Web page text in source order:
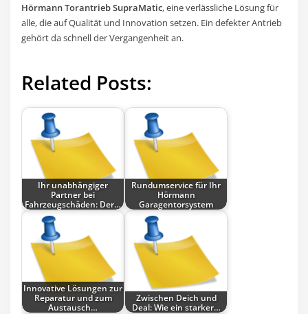
Hörmann Torantrieb SupraMatic, eine verlässliche Lösung für
alle, die auf Qualität und Innovation setzen. Ein defekter Antrieb
gehört da schnell der Vergangenheit an.
Related Posts:
Ihr unabhängiger
Partner bei
Fahrzeugschäden: Der…
Rundumservice für Ihr
Hörmann
Garagentorsystem
Innovative Lösungen zur
Reparatur und zum
Austausch…
Zwischen Deich und
Deal: Wie ein starker…